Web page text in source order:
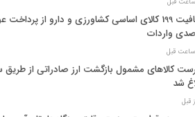
واردات
کالاهای مشمول بازگشت ارز صادراتی از طریق
شد